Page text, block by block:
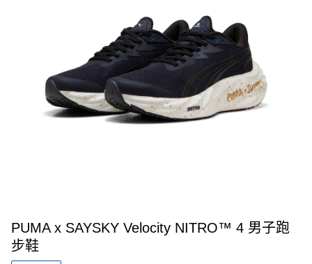
PUMA x SAYSKY Velocity NITRO™ 4 男子跑
步鞋